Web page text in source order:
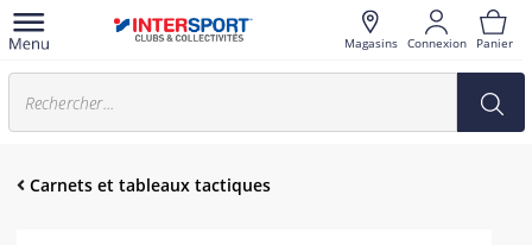
Magasins Connexion Panier
Carnets et tableaux tactiques